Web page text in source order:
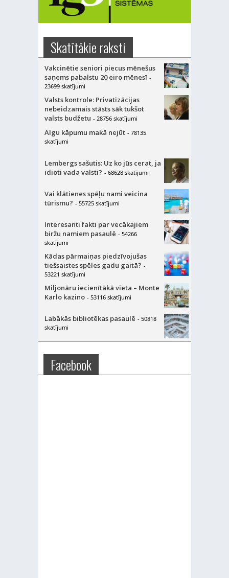
Skatītākie raksti
Vakcinētie seniori piecus mēnešus
saņems pabalstu 20 eiro mēnesī -
23699 skatījumi
Valsts kontrole: Privatizācijas
nebeidzamais stāsts sāk tukšot
valsts budžetu - 28756 skatījumi
Algu kāpumu makā nejūt - 78135
skatījumi
Lembergs sašutis: Uz ko jūs cerat, ja
idioti vada valsti? - 68628 skatījumi
Vai klātienes spēļu nami veicina
tūrismu? - 55725 skatījumi
Interesanti fakti par vecākajiem
biržu namiem pasaulē - 54266
skatījumi
Kādas pārmaiņas piedzīvojušas
tiešsaistes spēles gadu gaitā? -
53221 skatījumi
Miljonāru iecienītākā vieta – Monte
Karlo kazino - 53116 skatījumi
Labākās bibliotēkas pasaulē - 50818
skatījumi
Facebook